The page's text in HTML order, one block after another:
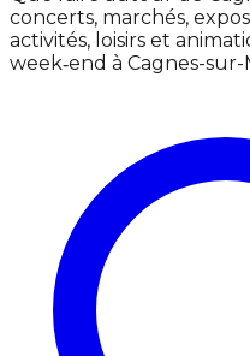
concerts, marchés,
activités, loisirs et
week‑end à Cagnes-